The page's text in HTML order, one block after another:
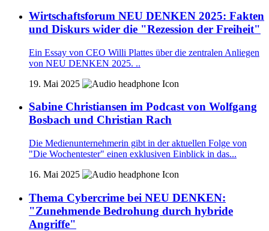
Wirtschaftsforum NEU DENKEN 2025: Fakten
und Diskurs wider die "Rezession der Freiheit"
Ein Essay von CEO Willi Plattes über die zentralen Anliegen
von NEU DENKEN 2025. ..
19. Mai 2025
Sabine Christiansen im Podcast von Wolfgang
Bosbach und Christian Rach
Die Medienunternehmerin gibt in der aktuellen Folge von
"Die Wochentester" einen exklusiven Einblick in das...
16. Mai 2025
Thema Cybercrime bei NEU DENKEN:
"Zunehmende Bedrohung durch hybride
Angriffe"